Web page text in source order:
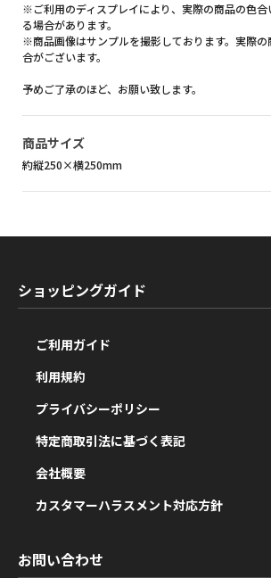
※ご利用のディスプレイにより、実際の商品の色合
る場合があります。
※商品画像はサンプルを撮影しております。実際
合がございます。
予めご了承のほど、お願い致します。
商品サイズ
約縦250×横250mm
ショッピングガイド
ご利用ガイド
利用規約
プライバシーポリシー
特定商取引法に基づく表記
会社概要
カスタマーハラスメント対応方針
お問い合わせ